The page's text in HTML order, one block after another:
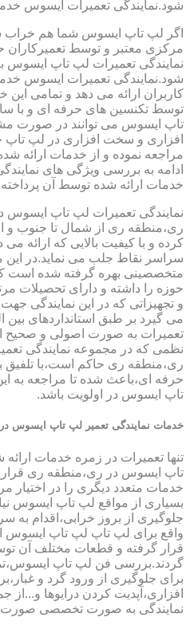
شود.نمایندگی تعمیرات ایسوس
اگر لپ تاپ ایسوس شما هم خراب
مرکزی معتبر و توسط تعمیرکاران
نمایندگی تعمیرات لپ تاپ ایسوس
شود.نمایندگی تعمیرات ایسوس
کاربران ارائه می دهد و تمامی
توسط تکنسین های حرفه ای و با
تاپ ایسوس می توانند در صورت
افزاری و سخت افزاری در لپ تاپ
مراجعه نموده و از خدمات ارائه شده
ادامه به بررسی ویژگی های
خدمات ارائه شده توسط آن
نمایندگی تعمیرات لپ تاپ ایسوس
ری،منطقه ری از شمال تا جنوب
کرده و با کیفیت بالایی که ارائه
سراسر نقاط جلب می نماید.در این
متخصصینی بهره گرفته شده است
حوزه را داشته و دارای تحصیلات
و تجهیزاتی که در این نمایندگی
می گیرد بر طبق استانداردهای بین
تعمیرات به صورت اصولی و صحیح
نظمی که در مجموعه نمایندگی
ری،منطقه ری حاکم است،با تلفیق
حرفه ای،باعث شده تا مراجعه به
تاپ ایسوس در اولویت باشد.
خدمات نمایندگی تعمیر لپ تاپ ایسوس
تنها تعمیرات در زمره خدمات
تاپ ایسوس در ری،منطقه ری قرار
خدمات متعدد دیگری را در اختیار
بسیاری از مواقع لپ تاپ ایسوس
جلوگیری از بروز خرابی،اقدام به
واقع برای لپ تاپ لپ تاپ
قرار گرفته و قطعات مختلف آن
گردند.بررسی فن لپ تاپ
برای جلوگیری از ورود گرد و
افزاری،آپدیت کردن درایوها
نمایندگی به صورت تخصصی صورت